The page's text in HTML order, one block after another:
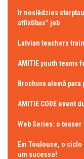
Ir noslēdzies
attīstības” jeb
Latvian teachers
AMITIE youth teams
Brochura alemã
AMITIE CODE event
Web Series: o teaser
Em Toulouse, o ciclo
um sucesso!